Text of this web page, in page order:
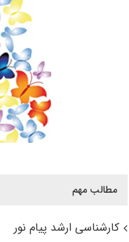
مطالب مهم
کارشناسی ارشد پیام نور